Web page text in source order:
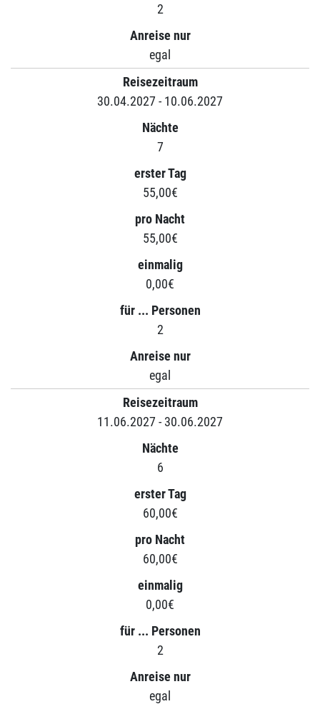
2
Anreise nur
egal
Reisezeitraum
30.04.2027 - 10.06.2027
Nächte
7
erster Tag
55,00€
pro Nacht
55,00€
einmalig
0,00€
für ... Personen
2
Anreise nur
egal
Reisezeitraum
11.06.2027 - 30.06.2027
Nächte
6
erster Tag
60,00€
pro Nacht
60,00€
einmalig
0,00€
für ... Personen
2
Anreise nur
egal